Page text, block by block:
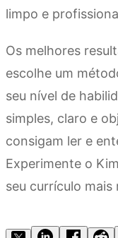
limpo e
Os melhores
escolhe um
seu nível de
simples, claro e
consigam ler e
Experimente o
seu currículo